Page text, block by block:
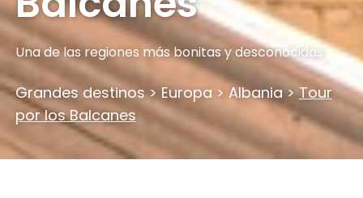
Una de las regiones más bonitas y desconocidas
Grandes destinos > Europa > Albania > Tour
por los Balcanes